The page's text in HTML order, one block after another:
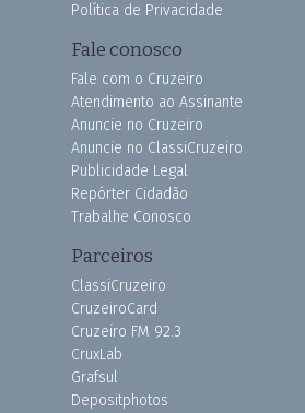
Política de Privacidade
Fale conosco
Fale com o Cruzeiro
Atendimento ao Assinante
Anuncie no Cruzeiro
Anuncie no ClassiCruzeiro
Publicidade Legal
Repórter Cidadão
Trabalhe Conosco
Parceiros
ClassiCruzeiro
CruzeiroCard
Cruzeiro FM 92.3
CruxLab
Grafsul
Depositphotos